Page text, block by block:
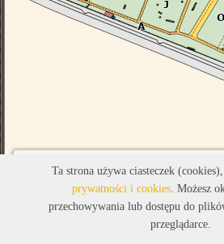
Ta strona używa ciasteczek
prywatności i cookies. Możesz
przechowywania lub dostępu do
przeglądarce.